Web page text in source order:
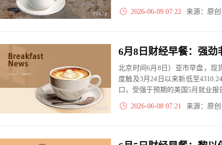
2026-06-09 07:22 来源：原
北京时间6月8日）亚市早盘，现
度触及3月24日以来新低至
口，受强于预期的美国5月就业报
2026-06-08 07:21 来源：原